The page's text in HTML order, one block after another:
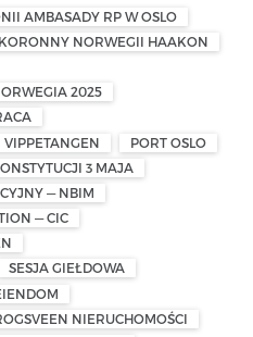
AMBASADY RP W OSLO
NORWEGII HAAKON
2025
VIPPETANGEN
PORT OSLO
3 MAJA
— NBIM
— CIC
SESJA GIEŁDOWA
NIERUCHOMOŚCI